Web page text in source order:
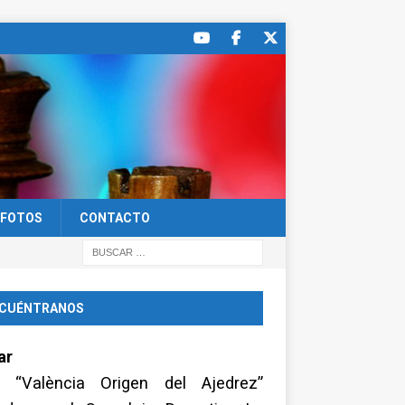
FOTOS CONTACTO
“València Origen del Ajedrez”